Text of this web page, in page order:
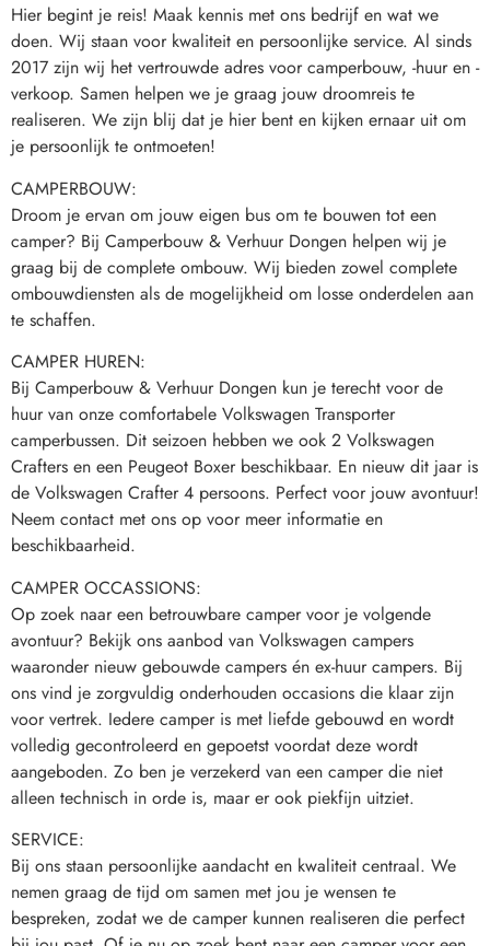
Hier begint je reis! Maak kennis met ons bedrijf en wat we
doen. Wij staan voor kwaliteit en persoonlijke service. Al sinds
2017 zijn wij het vertrouwde adres voor camperbouw, -huur en -
verkoop. Samen helpen we je graag jouw droomreis te
realiseren. We zijn blij dat je hier bent en kijken ernaar uit om
je persoonlijk te ontmoeten!
CAMPERBOUW:
Droom je ervan om jouw eigen bus om te bouwen tot een
camper? Bij Camperbouw & Verhuur Dongen helpen wij je
graag bij de complete ombouw. Wij bieden zowel complete
ombouwdiensten als de mogelijkheid om losse onderdelen aan
te schaffen.
CAMPER HUREN:
Bij Camperbouw & Verhuur Dongen kun je terecht voor de
huur van onze comfortabele Volkswagen Transporter
camperbussen. Dit seizoen hebben we ook 2 Volkswagen
Crafters en een Peugeot Boxer beschikbaar. En nieuw dit jaar is
de Volkswagen Crafter 4 persoons. Perfect voor jouw avontuur!
Neem contact met ons op voor meer informatie en
beschikbaarheid.
CAMPER OCCASSIONS:
Op zoek naar een betrouwbare camper voor je volgende
avontuur? Bekijk ons aanbod van Volkswagen campers
waaronder nieuw gebouwde campers én ex-huur campers. Bij
ons vind je zorgvuldig onderhouden occasions die klaar zijn
voor vertrek. Iedere camper is met liefde gebouwd en wordt
volledig gecontroleerd en gepoetst voordat deze wordt
aangeboden. Zo ben je verzekerd van een camper die niet
alleen technisch in orde is, maar er ook piekfijn uitziet.
SERVICE:
Bij ons staan persoonlijke aandacht en kwaliteit centraal. We
nemen graag de tijd om samen met jou je wensen te
bespreken, zodat we de camper kunnen realiseren die perfect